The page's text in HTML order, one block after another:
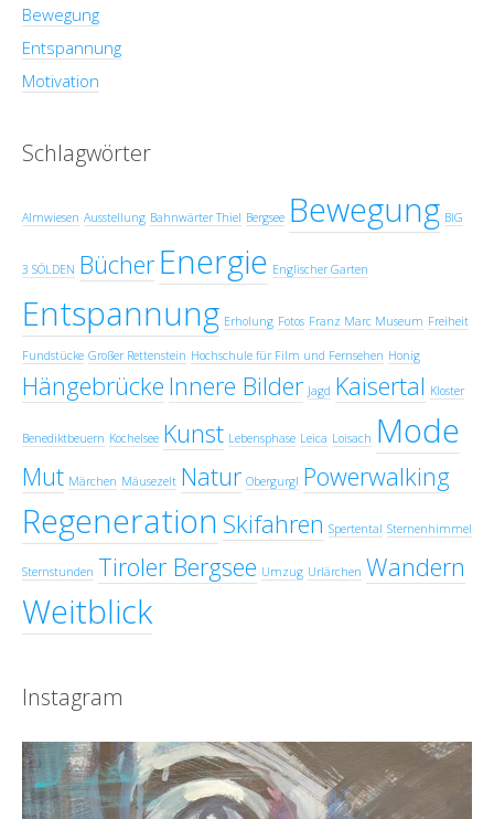
Bewegung
Entspannung
Motivation
Schlagwörter
Almwiesen Ausstellung Bahnwärter Thiel Bergsee Bewegung BIG
3 SÖLDEN Bücher Energie Englischer Garten
Entspannung Erholung Fotos Franz Marc Museum Freiheit
Fundstücke Großer Rettenstein Hochschule für Film und Fernsehen Honig
Hängebrücke Innere Bilder Jagd Kaisertal Kloster
Benediktbeuern Kochelsee Kunst Lebensphase Leica Loisach Mode
Mut Märchen Mäusezelt Natur Obergurgl Powerwalking
Regeneration Skifahren Spertental Sternenhimmel
Sternstunden Tiroler Bergsee Umzug Urlärchen Wandern
Weitblick
Instagram